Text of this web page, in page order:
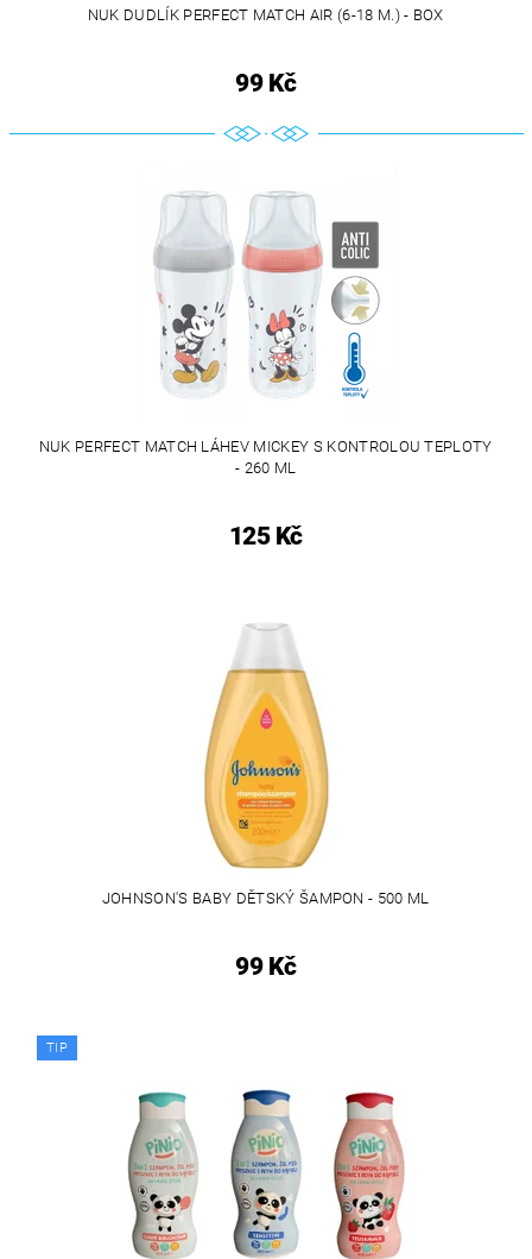
NUK DUDLÍK PERFECT MATCH AIR (6-18 M.) - BOX
99 Kč
NUK PERFECT MATCH LÁHEV MICKEY S KONTROLOU TEPLOTY
- 260 ML
125 Kč
JOHNSON'S BABY DĚTSKÝ ŠAMPON - 500 ML
99 Kč
TIP